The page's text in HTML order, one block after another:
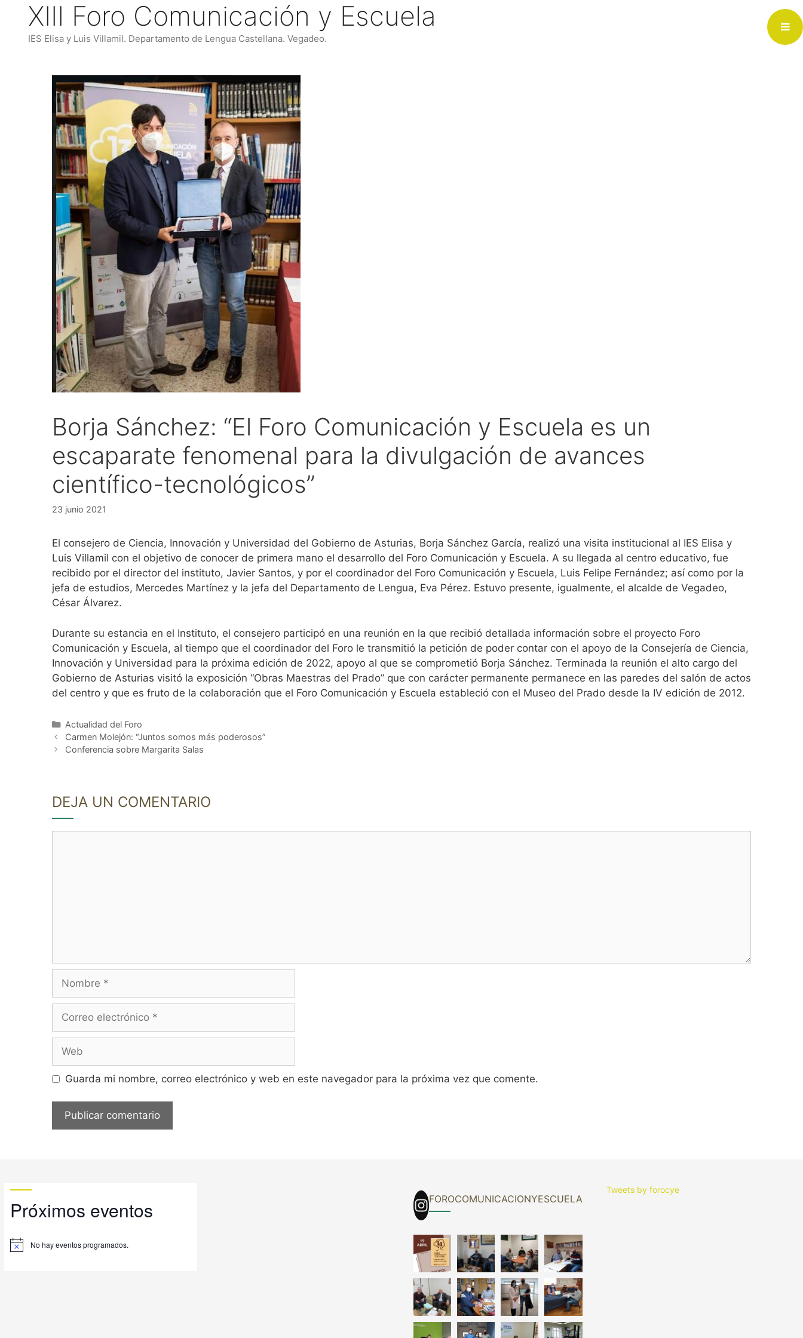
contenido
XIII Foro Comunicación y Escuela
IES Elisa y Luis Villamil. Departamento de Lengua Castellana. Vegadeo.
Borja Sánchez: “El Foro Comunicación y Escuela es un
escaparate fenomenal para la divulgación de avances
científico-tecnológicos”
23 junio 2021
El consejero de Ciencia, Innovación y Universidad del Gobierno de Asturias, Borja Sánchez García, realizó una visita institucional al IES Elisa y
Luis Villamil con el objetivo de conocer de primera mano el desarrollo del Foro Comunicación y Escuela. A su llegada al centro educativo, fue
recibido por el director del instituto, Javier Santos, y por el coordinador del Foro Comunicación y Escuela, Luis Felipe Fernández; así como por la
jefa de estudios, Mercedes Martínez y la jefa del Departamento de Lengua, Eva Pérez. Estuvo presente, igualmente, el alcalde de Vegadeo,
César Álvarez.
Durante su estancia en el Instituto, el consejero participó en una reunión en la que recibió detallada información sobre el proyecto Foro
Comunicación y Escuela, al tiempo que el coordinador del Foro le transmitió la petición de poder contar con el apoyo de la Consejería de Ciencia,
Innovación y Universidad para la próxima edición de 2022, apoyo al que se comprometió Borja Sánchez. Terminada la reunión el alto cargo del
Gobierno de Asturias visitó la exposición “Obras Maestras del Prado” que con carácter permanente permanece en las paredes del salón de actos
del centro y que es fruto de la colaboración que el Foro Comunicación y Escuela estableció con el Museo del Prado desde la IV edición de 2012.
Categorías
Actualidad del Foro
Carmen Molejón: “Juntos somos más poderosos”
Conferencia sobre Margarita Salas
DEJA UN COMENTARIO
electrónico
Guarda mi nombre, correo electrónico y web en este navegador para la próxima vez que comente.
Próximos eventos
No hay eventos programados.
FOROCOMUNICACIONYESCUELA
Tweets by forocye